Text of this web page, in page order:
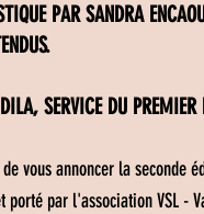
PAR SANDRA
SERVICE DU
vous annoncer la seconde
porté par l'association VSL -